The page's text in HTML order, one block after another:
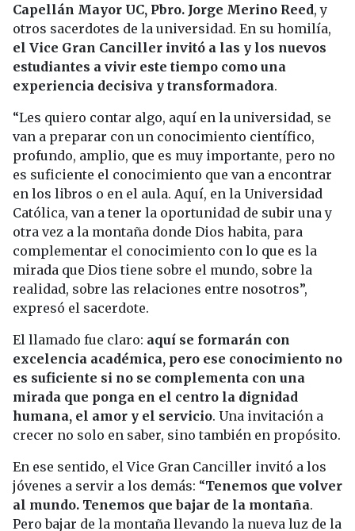
Capellán Mayor UC, Pbro. Jorge Merino Reed, y
otros sacerdotes de la universidad. En su homilía,
el Vice Gran Canciller invitó a las y los nuevos
estudiantes a vivir este tiempo como una
experiencia decisiva y transformadora.
“Les quiero contar algo, aquí en la universidad, se
van a preparar con un conocimiento científico,
profundo, amplio, que es muy importante, pero no
es suficiente el conocimiento que van a encontrar
en los libros o en el aula. Aquí, en la Universidad
Católica, van a tener la oportunidad de subir una y
otra vez a la montaña donde Dios habita, para
complementar el conocimiento con lo que es la
mirada que Dios tiene sobre el mundo, sobre la
realidad, sobre las relaciones entre nosotros”,
expresó el sacerdote.
El llamado fue claro: aquí se formarán con
excelencia académica, pero ese conocimiento no
es suficiente si no se complementa con una
mirada que ponga en el centro la dignidad
humana, el amor y el servicio. Una invitación a
crecer no solo en saber, sino también en propósito.
En ese sentido, el Vice Gran Canciller invitó a los
jóvenes a servir a los demás: “Tenemos que volver
al mundo. Tenemos que bajar de la montaña.
Pero bajar de la montaña llevando la nueva luz de la